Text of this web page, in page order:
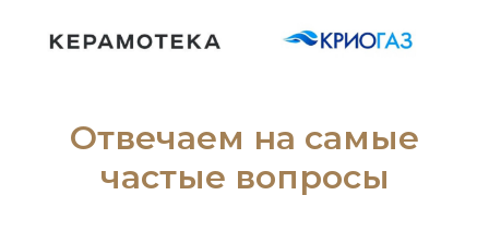
Отвечаем на самые
частые вопросы